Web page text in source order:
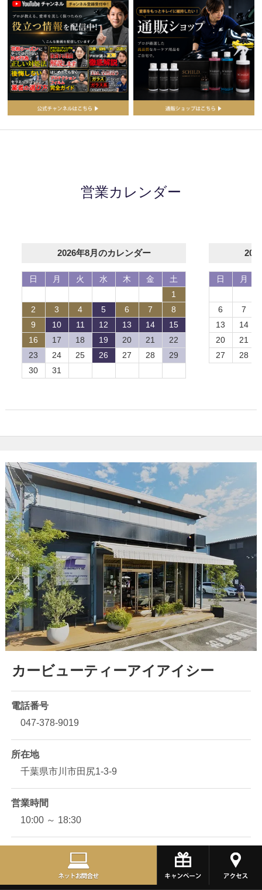
営業カレンダー
2026年8月のカレンダー
日 月 火 水 木 金
土
1
2
3 4 5 6 7
8
9
10 11 12 13 14
15
16
17 18 19 20 21
22
23
24 25 26 27 28
29
30
31
日 月
6
7
13
14
20
21
27
28
カービューティーアイアイシー
電話番号
047-378-9019
所在地
千葉県市川市田尻1-3-9
営業時間
10:00 ～ 18:30
第二火曜日、毎週水曜日、一部祝日